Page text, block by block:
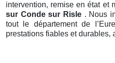
intervention, remise en état et
sur Conde sur Risle. Nous
tout le département de
prestations fiables et durables,